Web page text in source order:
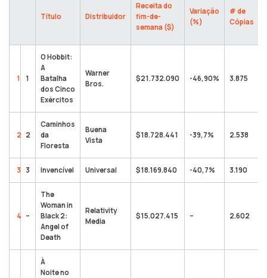
Título Distribuidor
Receita do
fim-de-
semana ($)
Variação
(%)
# de
Cópias
1 1
O Hobbit:
A
Batalha
dos Cinco
Exércitos
Warner
Bros.
$21.732.090 -46,90% 3.875
2 2
Caminhos
da
Floresta
Buena
Vista
$18.728.441 -39,7% 2.538
3 3 Invencível Universal $18.169.840 -40,7% 3.190
4 –
The
Woman in
Black 2:
Angel of
Death
Relativity
Media
$15.027.415 – 2.602
À
Noite no